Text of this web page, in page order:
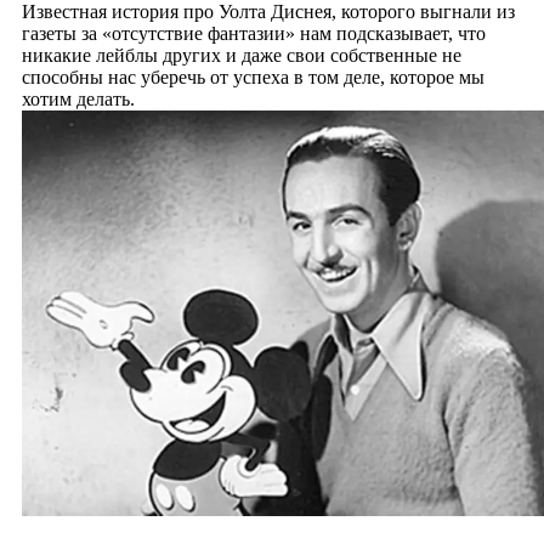
Известная история про Уолта Диснея, которого выгнали из
газеты за «отсутствие фантазии» нам подсказывает, что
никакие лейблы других и даже свои собственные не
способны нас уберечь от успеха в том деле, которое мы
хотим делать.